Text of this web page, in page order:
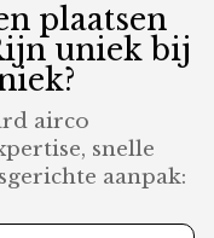
plaatsen
uniek bij
airco
snelle
aanpak: